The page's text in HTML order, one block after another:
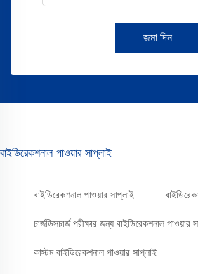
জমা দিন
বাইডিরেকশনাল পাওয়ার সাপ্লাই
বাইডিরেকশনাল পাওয়ার সাপ্লাই
চার্জডিসচার্জ পরীক্ষার জন্য বাইডিরেকশনাল পাওয়ার
কাস্টম বাইডিরেকশনাল পাওয়ার সাপ্লাই